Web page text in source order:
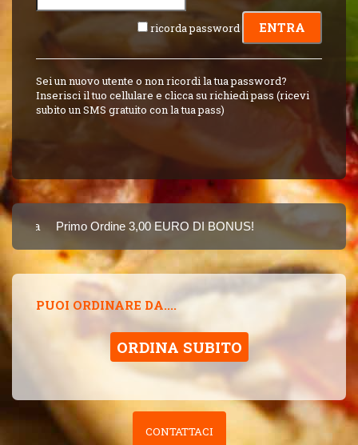
ricorda password
Sei un nuovo utente o non ricordi la tua password?
Inserisci il tuo cellulare e clicca su richiedi pass (ricevi
subito un SMS gratuito con la tua pass)
Primo Ordine 3,00 EURO DI BONUS!
8 PUNTI 3,00
PUOI ORDINARE DA....
ORDINA SUBITO
CONTATTACI